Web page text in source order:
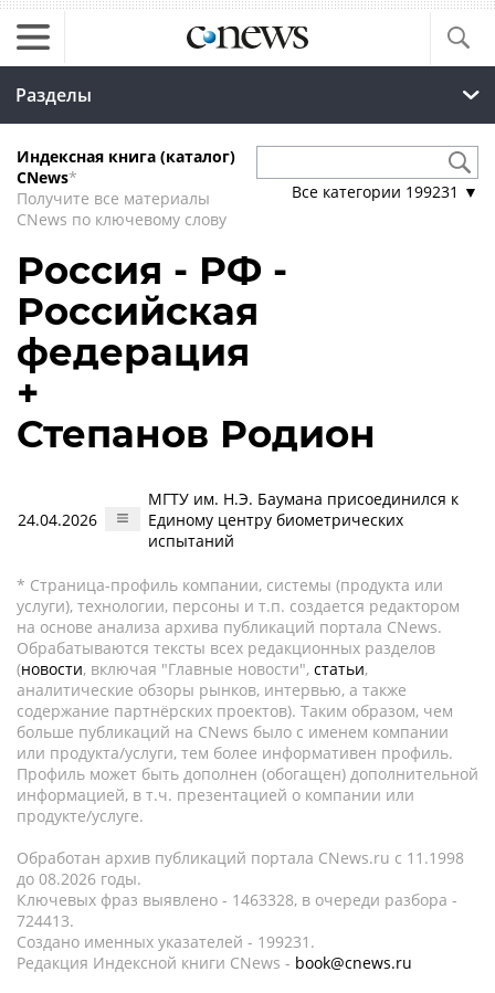
Разделы
Индексная книга (каталог)
CNews*
Получите все материалы
CNews по ключевому слову
Все категории 199231 ▼
Россия - РФ -
Российская
федерация
+
Степанов Родион
24.04.2026
МГТУ им. Н.Э. Баумана присоединился к
Единому центру биометрических
испытаний
* Страница-профиль компании, системы (продукта или
услуги), технологии, персоны и т.п. создается редактором
на основе анализа архива публикаций портала CNews.
Обрабатываются тексты всех редакционных разделов
(новости, включая "Главные новости", статьи,
аналитические обзоры рынков, интервью, а также
содержание партнёрских проектов). Таким образом, чем
больше публикаций на CNews было с именем компании
или продукта/услуги, тем более информативен профиль.
Профиль может быть дополнен (обогащен) дополнительной
информацией, в т.ч. презентацией о компании или
продукте/услуге.
Обработан архив публикаций портала CNews.ru c 11.1998
до 08.2026 годы.
Ключевых фраз выявлено - 1463328, в очереди разбора -
724413.
Создано именных указателей - 199231.
Редакция Индексной книги CNews - book@cnews.ru